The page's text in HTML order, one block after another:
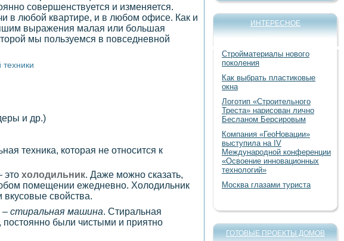
совершенствуется и изменяется.
в любой квартире, и в любом офисе. Как и
выражения малая или большая
мы пользуемся в повседневной
и др.)
техника, которая не относится к
это холодильник. Даже можно сказать,
помещении ежедневно. Холодильник
свойства.
– стиральная машина. Стиральная
были чистыми и приятно
ИНТЕРЕСНОЕ
Стройматериалы нового
поколения
Как выбрать пластиковые
окна
Логотип «Строительного
Треста» нарисован лично
Бесланом Берсировым
Компания «ГеоНовации»
выступила на IV
Международной конференции
«Освоение инновационных
технологий»
Москва глазами туриста
ГОТОВЫЕ ПРОЕКТЫ ДОМОВ